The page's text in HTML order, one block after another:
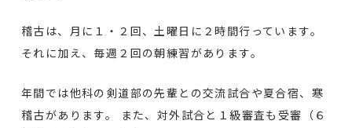
稽古は、月に１・２回、土曜日に２時間行っています。
それに加え、毎週２回の朝練習があります。
年間では他科の剣道部の先輩との交流試合や夏合宿、寒
稽古があります。 また、対外試合と１級審査も受審（６